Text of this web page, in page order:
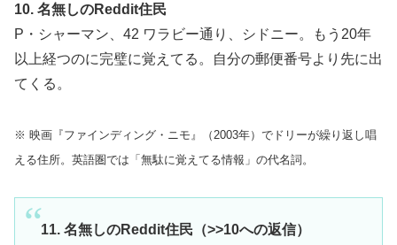
10. 名無しのReddit住民
P・シャーマン、42 ワラビー通り、シドニー。もう20年
以上経つのに完璧に覚えてる。自分の郵便番号より先に出
てくる。
※ 映画『ファインディング・ニモ』（2003年）でドリーが繰り返し唱
える住所。英語圏では「無駄に覚えてる情報」の代名詞。
11. 名無しのReddit住民（>>10への返信）